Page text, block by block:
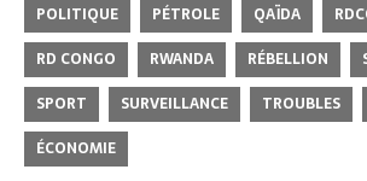
POLITIQUE
PÉTROLE QAÏDA
RD CONGO
RWANDA RÉBELLION
SPORT
SURVEILLANCE TROUBLES
ÉCONOMIE